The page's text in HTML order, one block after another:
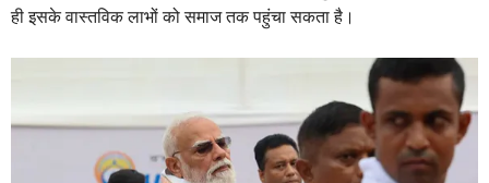
ही इसके वास्तविक लाभों को समाज तक पहुंचा सकता है।